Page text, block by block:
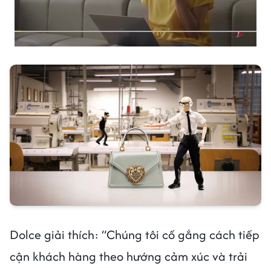
Dolce giải thích: “Chúng tôi cố gắng cách tiếp
cận khách hàng theo hướng cảm xúc và trải